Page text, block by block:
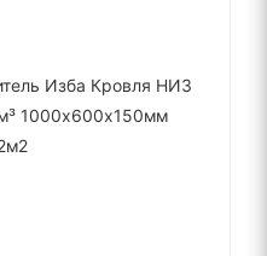
Изба Кровля НИЗ
1000х600х150мм